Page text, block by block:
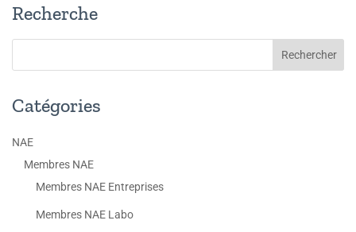
Recherche
Catégories
NAE
Membres NAE
Membres NAE Entreprises
Membres NAE Labo